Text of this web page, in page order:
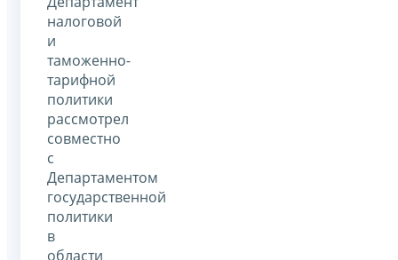
налоговой
и
таможенно-
тарифной
политики
рассмотрел
совместно
с
Департаментом
государственной
политики
в
области